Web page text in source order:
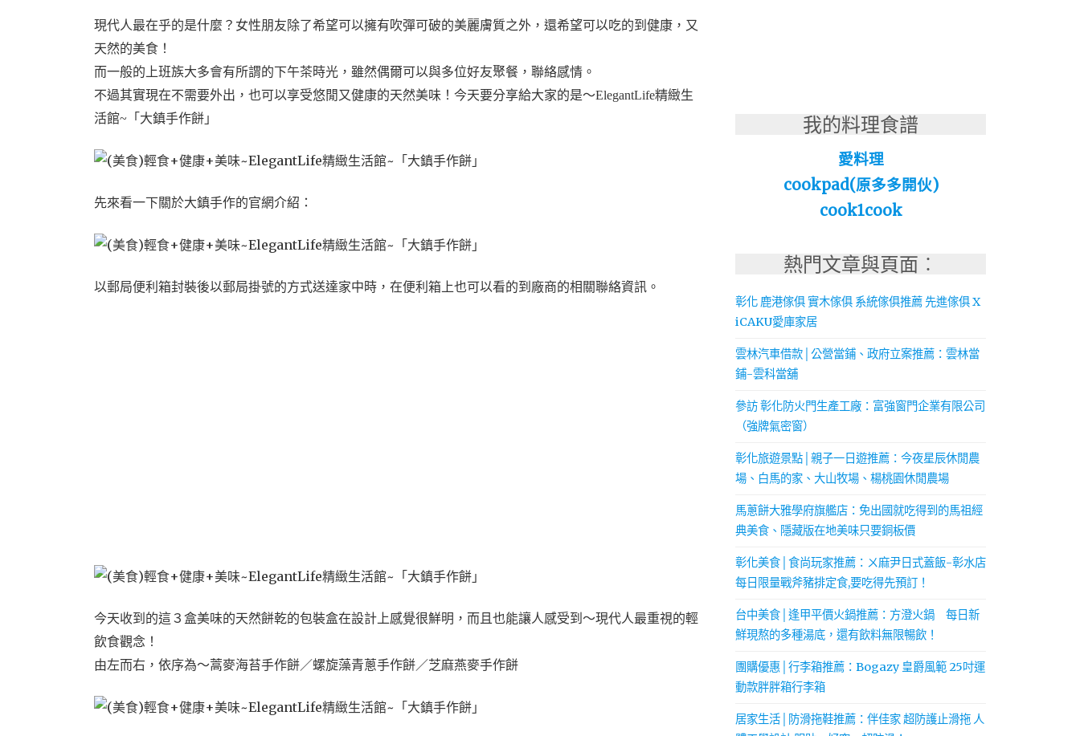
現代人最在乎的是什麼？女性朋友除了希望可以擁有吹彈可破的美麗膚質之外，還希望可以吃的到健康，又
天然的美食！
而一般的上班族大多會有所謂的下午茶時光，雖然偶爾可以與多位好友聚餐，聯絡感情。
不過其實現在不需要外出，也可以享受悠閒又健康的天然美味！今天要分享給大家的是～ElegantLife精緻生
活館~「大鎮手作餅」
先來看一下關於大鎮手作的官網介紹：
以郵局便利箱封裝後以郵局掛號的方式送達家中時，在便利箱上也可以看的到廠商的相關聯絡資訊。
今天收到的這３盒美味的天然餅乾的包裝盒在設計上感覺很鮮明，而且也能讓人感受到～現代人最重視的輕
飲食觀念！
由左而右，依序為～蒿麥海苔手作餅／螺旋藻青蔥手作餅／芝麻燕麥手作餅
我的料理食譜
愛料理
cookpad(原多多開伙)
cook1cook
熱門文章與頁面︰
彰化 鹿港傢俱 實木傢俱 系統傢俱推薦 先進傢俱 X
iCAKU愛庫家居
雲林汽車借款│公營當鋪、政府立案推薦：雲林當
鋪-雲科當舖
參訪 彰化防火門生產工廠：富強窗門企業有限公司
（強牌氣密窗）
彰化旅遊景點│親子一日遊推薦：今夜星辰休閒農
場、白馬的家、大山牧場、楊桃園休閒農場
馬蔥餅大雅學府旗艦店：免出國就吃得到的馬祖經
典美食、隱藏版在地美味只要銅板價
彰化美食│食尚玩家推薦：ㄨ麻尹日式蓋飯-彰水店
每日限量戰斧豬排定食,要吃得先預訂！
台中美食│逢甲平價火鍋推薦：方澄火鍋 每日新
鮮現熬的多種湯底，還有飲料無限暢飲！
團購優惠│行李箱推薦：Bogazy 皇爵風範 25吋運
動款胖胖箱行李箱
居家生活│防滑拖鞋推薦：伴佳家 超防護止滑拖 人